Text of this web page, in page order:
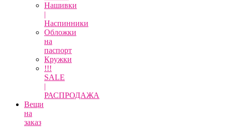
Нашивки
|
Наспинники
Обложки
на
паспорт
Кружки
!!!
SALE
|
РАСПРОДАЖА
Вещи
на
заказ